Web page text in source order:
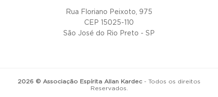
Rua Floriano Peixoto, 975
CEP 15025-110
São José do Rio Preto - SP
2026 © Associação Espírita Allan Kardec - Todos os direitos
Reservados.